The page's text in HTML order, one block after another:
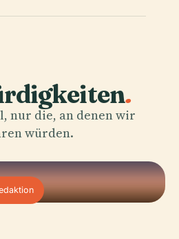
.
nur die, an denen wir
würden.